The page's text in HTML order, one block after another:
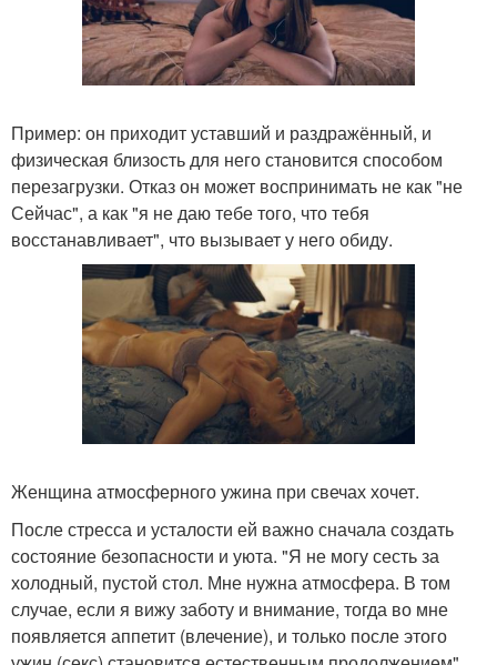
Пример: он приходит уставший и раздражённый, и
физическая близость для него становится способом
перезагрузки. Отказ он может воспринимать не как "не
Сейчас", а как "я не даю тебе того, что тебя
восстанавливает", что вызывает у него обиду.
Женщина атмосферного ужина при свечах хочет.
После стресса и усталости ей важно сначала создать
состояние безопасности и уюта. "Я не могу сесть за
холодный, пустой стол. Мне нужна атмосфера. В том
случае, если я вижу заботу и внимание, тогда во мне
появляется аппетит (влечение), и только после этого